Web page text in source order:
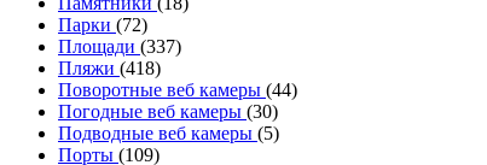
Парки (72)
Площади (337)
Пляжи (418)
Поворотные веб камеры (44)
Погодные веб камеры (30)
Подводные веб камеры (5)
Порты (109)